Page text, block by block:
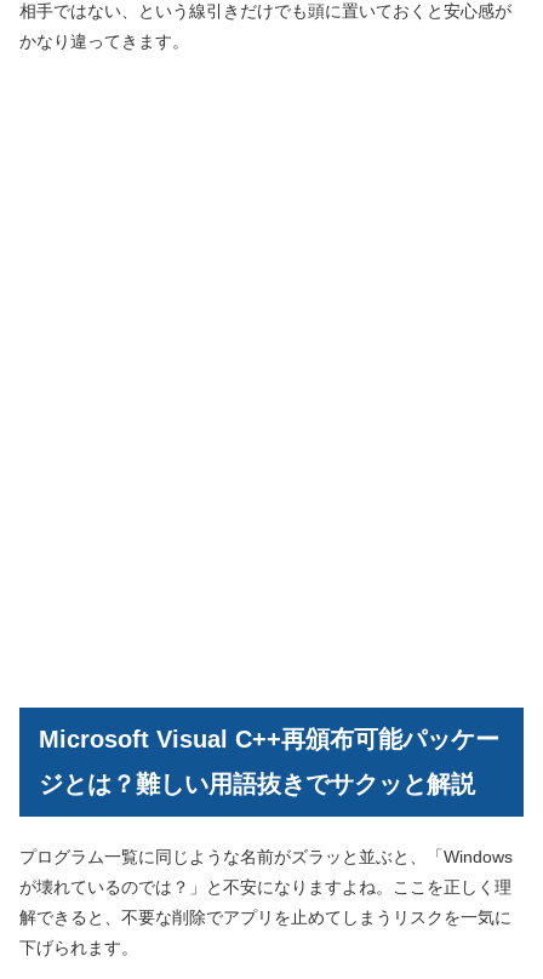
相手ではない、という線引きだけでも頭に置いておくと安心感が
かなり違ってきます。
Microsoft Visual C++再頒布可能パッケー
ジとは？難しい用語抜きでサクッと解説
プログラム一覧に同じような名前がズラッと並ぶと、「Windows
が壊れているのでは？」と不安になりますよね。ここを正しく理
解できると、不要な削除でアプリを止めてしまうリスクを一気に
下げられます。